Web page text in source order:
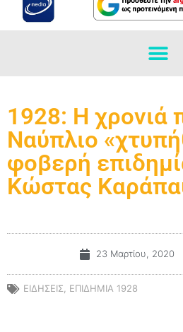
1928: Η χρονιά
Ναύπλιο
φοβερή
Κώστας
23 Μαρτίου, 2020
ΕΙΔΗΣΕΙΣ, ΕΠΙΔΗΜΙΑ 1928